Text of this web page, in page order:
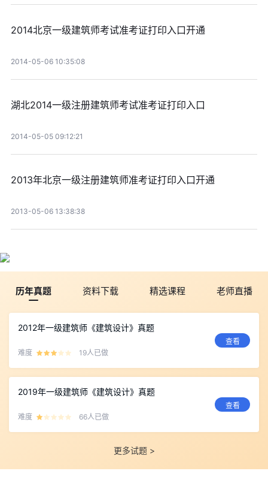
2014北京一级建筑师考试准考证打印入口开通
2014-05-06 10:35:08
湖北2014一级注册建筑师考试准考证打印入口
2014-05-05 09:12:21
2013年北京一级注册建筑师准考证打印入口开通
2013-05-06 13:38:38
历年真题 资料下载 精选课程 老师直播
2012年一级建筑师《建筑设计》真题
难度 19人已做
查看
2019年一级建筑师《建筑设计》真题
难度 66人已做
查看
更多试题 >